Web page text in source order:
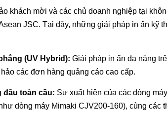
khách mời và các chủ doanh nghiệp tại
JSC. Tại đây, những giải pháp in ấn kỹ
(UV Hybrid): Giải pháp in ấn đa năng
các đơn hàng quảng cáo cao cấp.
toàn cầu: Sự xuất hiện của các dòng
dòng máy Mimaki CJV200-160), cùng các